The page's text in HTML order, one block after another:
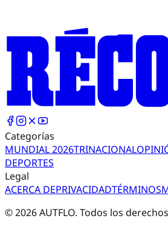
Categorías
MUNDIAL 2026TRINACIONAL
DEPORTES
Legal
ACERCA DEPRIVACIDADTÉRMINOS
©2026AUTFLO. Todos los